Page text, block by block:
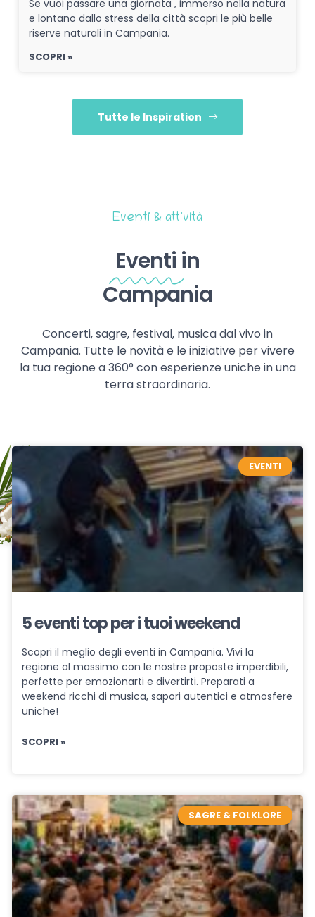
Se vuoi passare una giornata , immerso nella natura
e lontano dallo stress della città scopri le più belle
riserve naturali in Campania.
SCOPRI »
Tutte le Inspiration
Eventi & attività
Eventi in
Campania
Concerti, sagre, festival, musica dal vivo in
Campania. Tutte le novità e le iniziative per vivere
la tua regione a 360° con esperienze uniche in una
terra straordinaria.
EVENTI
5 eventi top per i tuoi weekend
Scopri il meglio degli eventi in Campania. Vivi la
regione al massimo con le nostre proposte imperdibili,
perfette per emozionarti e divertirti. Preparati a
weekend ricchi di musica, sapori autentici e atmosfere
uniche!
SCOPRI »
SAGRE & FOLKLORE